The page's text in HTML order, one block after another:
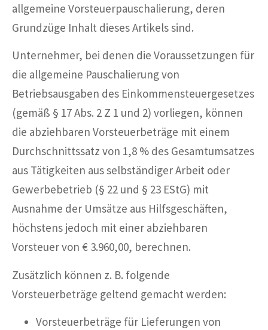
allgemeine Vorsteuerpauschalierung, deren
Grundzüge Inhalt dieses Artikels sind.
Unternehmer, bei denen die Voraussetzungen für
die allgemeine Pauschalierung von
Betriebsausgaben des Einkommensteuergesetzes
(gemäß § 17 Abs. 2 Z 1 und 2) vorliegen, können
die abziehbaren Vorsteuerbeträge mit einem
Durchschnittssatz von 1,8 % des Gesamtumsatzes
aus Tätigkeiten aus selbständiger Arbeit oder
Gewerbebetrieb (§ 22 und § 23 EStG) mit
Ausnahme der Umsätze aus Hilfsgeschäften,
höchstens jedoch mit einer abziehbaren
Vorsteuer von € 3.960,00, berechnen.
Zusätzlich können z. B. folgende
Vorsteuerbeträge geltend gemacht werden:
Vorsteuerbeträge für Lieferungen von